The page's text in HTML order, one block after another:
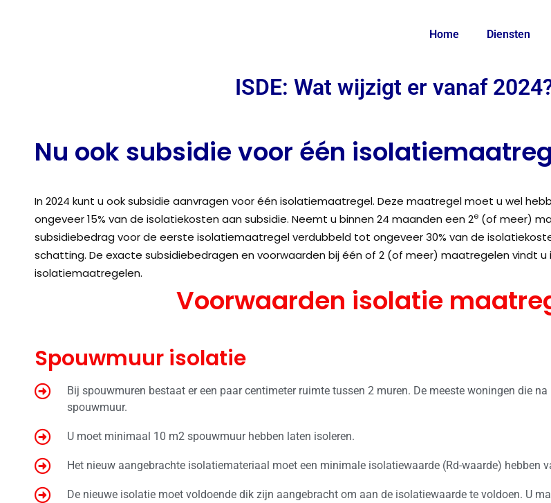
Home Diensten
ISDE: Wat wijzigt er vanaf
Nu ook subsidie voor één
In 2024 kunt u ook subsidie aanvragen voor één isolatiemaatregel. Deze maatregel moet u wel
ongeveer 15% van de isolatiekosten aan subsidie. Neemt u binnen 24 maanden een 2e (of meer)
subsidiebedrag voor de eerste isolatiemaatregel verdubbeld tot ongeveer 30% van de
schatting. De exacte subsidiebedragen en voorwaarden bij één of 2 (of meer) maatregelen vindt
isolatiemaatregelen.
Voorwaarden isolatie
Spouwmuur isolatie
Bij spouwmuren bestaat er een paar centimeter ruimte tussen 2 muren. De meeste woningen die
spouwmuur.
U moet minimaal 10 m2 spouwmuur hebben laten isoleren.
Het nieuw aangebrachte isolatiemateriaal moet een minimale isolatiewaarde (Rd-waarde) hebben
De nieuwe isolatie moet voldoende dik zijn aangebracht om aan de isolatiewaarde te voldoen. U